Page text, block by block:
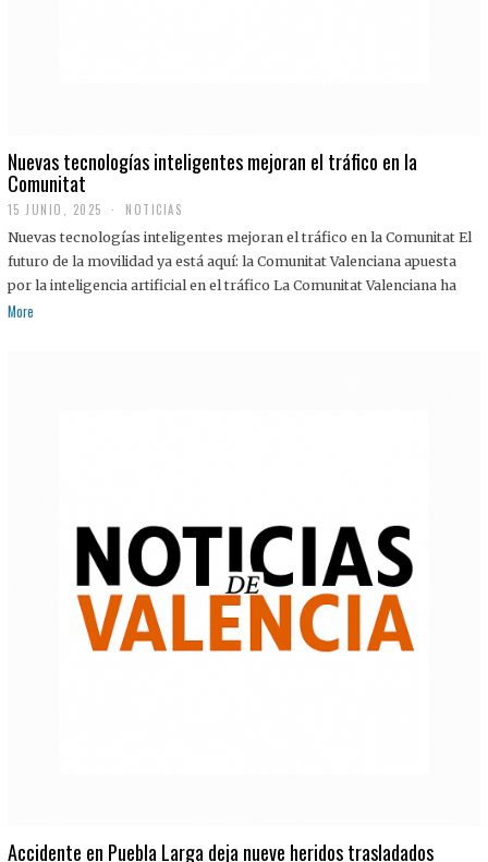
Nuevas tecnologías inteligentes mejoran el tráfico en la
Comunitat
15 JUNIO, 2025 NOTICIAS
Nuevas tecnologías inteligentes mejoran el tráfico en la Comunitat El
futuro de la movilidad ya está aquí: la Comunitat Valenciana apuesta
por la inteligencia artificial en el tráfico La Comunitat Valenciana ha
More
Accidente en Puebla Larga deja nueve heridos trasladados